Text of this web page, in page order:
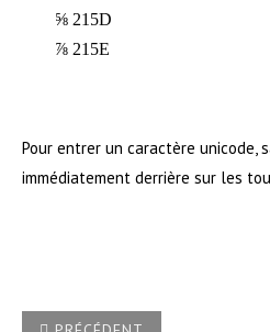
⅝ 215D
⅞ 215E
Pour entrer un caractère unicode,
immédiatement derrière sur les